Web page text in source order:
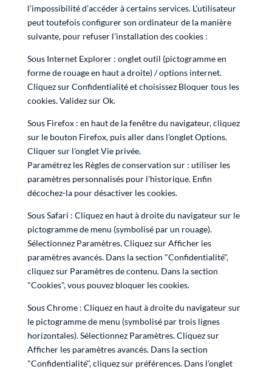
l’impossibilité d’accéder à certains services. L’utilisateur
peut toutefois configurer son ordinateur de la manière
suivante, pour refuser l’installation des cookies :
Sous Internet Explorer : onglet outil (pictogramme en
forme de rouage en haut a droite) / options internet.
Cliquez sur Confidentialité et choisissez Bloquer tous les
cookies. Validez sur Ok.
Sous Firefox : en haut de la fenêtre du navigateur, cliquez
sur le bouton Firefox, puis aller dans l'onglet Options.
Cliquer sur l'onglet Vie privée.
Paramétrez les Règles de conservation sur : utiliser les
paramètres personnalisés pour l'historique. Enfin
décochez-la pour désactiver les cookies.
Sous Safari : Cliquez en haut à droite du navigateur sur le
pictogramme de menu (symbolisé par un rouage).
Sélectionnez Paramètres. Cliquez sur Afficher les
paramètres avancés. Dans la section "Confidentialité",
cliquez sur Paramètres de contenu. Dans la section
"Cookies", vous pouvez bloquer les cookies.
Sous Chrome : Cliquez en haut à droite du navigateur sur
le pictogramme de menu (symbolisé par trois lignes
horizontales). Sélectionnez Paramètres. Cliquez sur
Afficher les paramètres avancés. Dans la section
"Confidentialité", cliquez sur préférences. Dans l'onglet